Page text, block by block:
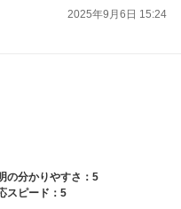
2025年9月6日 15:24
の分かりやすさ：5
スピード：5